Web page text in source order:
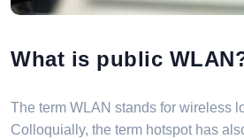
What is public
The term WLAN stands for wireless
Colloquially, the term hotspot has